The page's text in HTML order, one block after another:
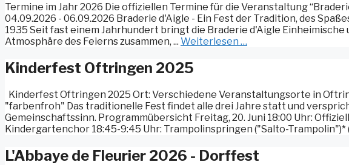
Termine im Jahr 2026 Die offiziellen Termine für die Veranstaltung
04.09.2026 - 06.09.2026 Braderie d'Aigle - Ein Fest der Tradition, des
1935 Seit fast einem Jahrhundert bringt die Braderie d'Aigle
Atmosphäre des Feierns zusammen, ... Weiterlesen …
Kinderfest Oftringen 2025
Kinderfest Oftringen 2025 Ort: Verschiedene Veranstaltungsorte in
"farbenfroh" Das traditionelle Fest findet alle drei Jahre statt und
Gemeinschaftssinn. Programmübersicht Freitag, 20. Juni 18:00 Uhr:
Kindergartenchor 18:45-9:45 Uhr: Trampolinspringen ("Salto-Trampolin")*
L'Abbaye de Fleurier 2026 - Dorffest